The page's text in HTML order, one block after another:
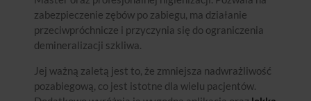
zabezpieczenie zębów po zabiegu, ma działanie
przeciwpróchnicze i przyczynia się do ograniczenia
demineralizacji szkliwa.
Jej ważną zaletą jest to, że zmniejsza nadwrażliwość
pozabiegową, co jest istotne dla wielu pacjentów.